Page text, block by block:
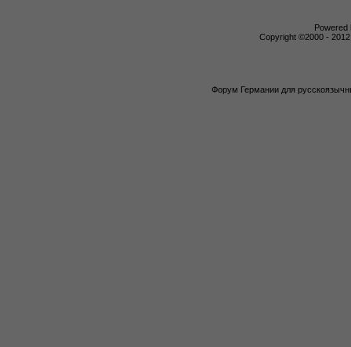
Powered
Copyright ©2000 -
Форум Германии для